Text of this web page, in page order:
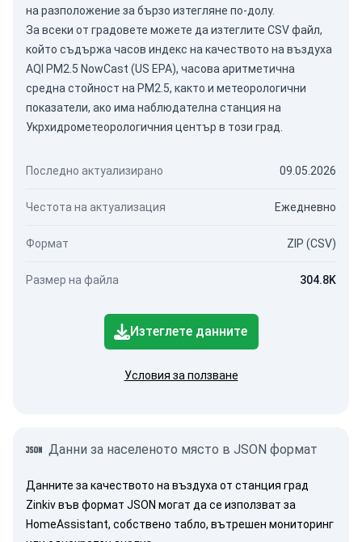
на разположение за бързо изтегляне по-долу.
За всеки от градовете можете да изтеглите CSV файл,
който съдържа часов индекс на качеството на въздуха
AQI PM2.5 NowCast (US EPA), часова аритметична
средна стойност на PM2.5, както и метеорологични
показатели, ако има наблюдателна станция на
Укрхидрометеорологичния център в този град.
Последно актуализирано 09.05.2026
Честота на актуализация Ежедневно
Формат ZIP (CSV)
Размер на файла 304.8K
Изтеглете данните
Условия за ползване
Данни за населеното място в JSON формат
Данните за качеството на въздуха от станция град
Zinkiv във формат JSON могат да се използват за
HomeAssistant, собствено табло, вътрешен мониторинг